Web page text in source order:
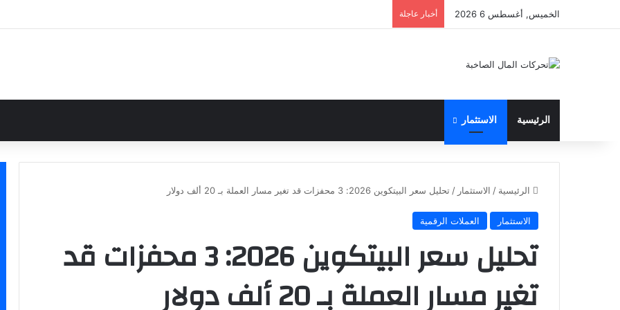
الخميس, أغسطس 6 2026 أخبار عاجلة
الرئيسية الاستثمار
الرئيسية / الاستثمار / تحليل سعر البيتكوين 2026: 3 محفزات قد تغير مسار العملة بـ 20 ألف دولار
الاستثمار العملات الرقمية
تحليل سعر البيتكوين 2026: 3 محفزات قد
تغير مسار العملة بـ 20 ألف دولار